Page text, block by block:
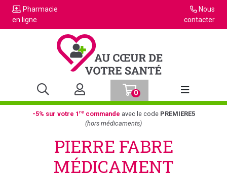
Pharmacie
en ligne
Nous
contacter
0
Afficher la
-5% sur votre 1recommande avec le code PREMIERE5
(hors médicaments)
PIERRE FABRE
MÉDICAMENT